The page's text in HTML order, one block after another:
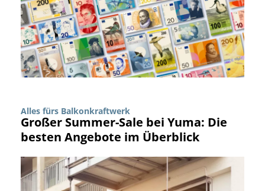
Alles fürs Balkonkraftwerk
Großer Summer-Sale bei Yuma: Die
besten Angebote im Überblick